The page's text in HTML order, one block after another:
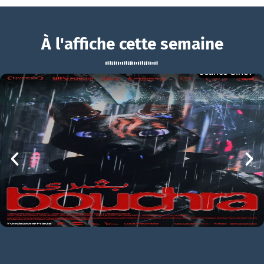
Close
Close Bande-annonce VF
À l'affiche cette semaine
BOUCHRA
mer 05/08
21h00